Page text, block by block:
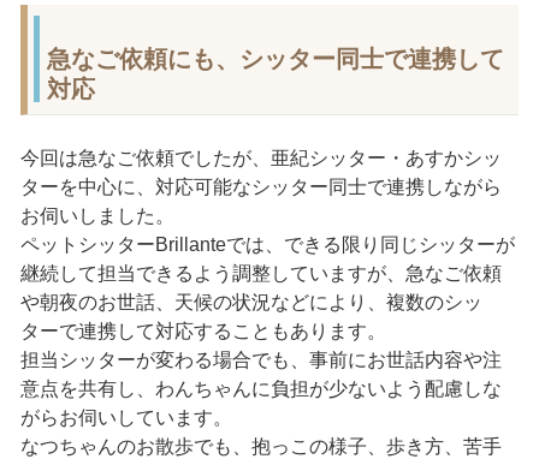
急なご依頼にも、シッター同士で連携して
対応
今回は急なご依頼でしたが、亜紀シッター・あすかシッ
ターを中心に、対応可能なシッター同士で連携しながら
お伺いしました。
ペットシッターBrillanteでは、できる限り同じシッターが
継続して担当できるよう調整していますが、急なご依頼
や朝夜のお世話、天候の状況などにより、複数のシッ
ターで連携して対応することもあります。
担当シッターが変わる場合でも、事前にお世話内容や注
意点を共有し、わんちゃんに負担が少ないよう配慮しな
がらお伺いしています。
なつちゃんのお散歩でも、抱っこの様子、歩き方、苦手